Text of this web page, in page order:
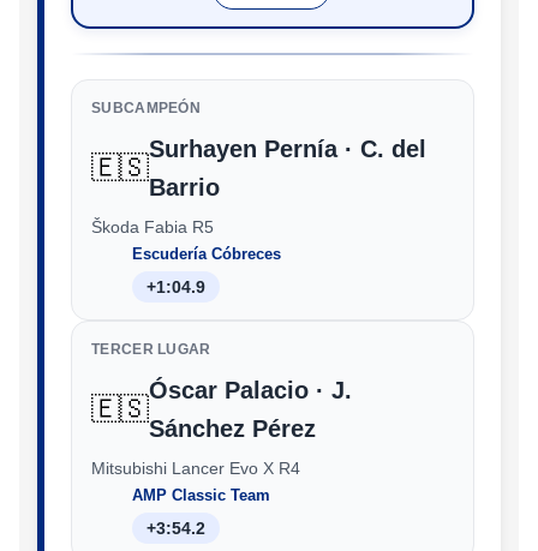
SUBCAMPEÓN
🇪🇸
Surhayen Pernía · C. del
Barrio
Škoda Fabia R5
Escudería Cóbreces
+1:04.9
TERCER LUGAR
🇪🇸
Óscar Palacio · J.
Sánchez Pérez
Mitsubishi Lancer Evo X R4
AMP Classic Team
+3:54.2